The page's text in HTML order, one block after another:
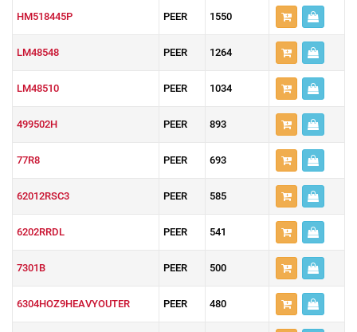
HM518445P PEER 1550
LM48548 PEER 1264
LM48510 PEER 1034
499502H PEER 893
77R8 PEER 693
62012RSC3 PEER 585
6202RRDL PEER 541
7301B PEER 500
6304HOZ9HEAVYOUTER PEER 480